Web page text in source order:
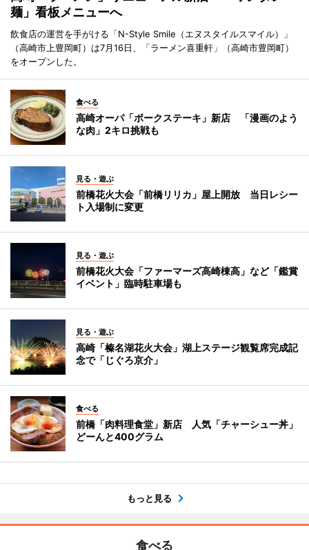
麺」看板メニューへ
飲食店の運営を手がける「N-Style Smile（エヌスタイルスマイル）」
（高崎市上豊岡町）は7月16日、「ラーメン喜重軒」（高崎市豊岡町）
をオープンした。
食べる
高崎オーパ「ポークステーキ」新店 「漫画のよう
な肉」2キロ挑戦も
見る・遊ぶ
前橋花火大会「前橋リリカ」屋上開放 当日レシー
ト入場制に変更
見る・遊ぶ
前橋花火大会「ファーマーズ高崎棟高」など「鑑賞
イベント」臨時駐車場も
見る・遊ぶ
高崎「榛名湖花火大会」湖上ステージ観覧席完成記
念で「じぐろ京介」
食べる
前橋「肉料理食堂」新店 人気「チャーシュー丼」
どーんと400グラム
もっと見る
食べる